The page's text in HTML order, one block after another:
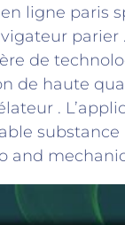
ligne paris
parier
de
de haute
.
and